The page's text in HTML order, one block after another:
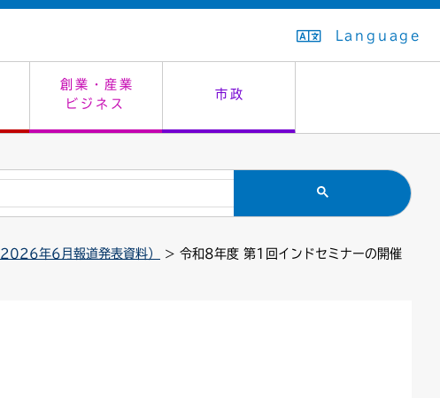
Language
創業・産業
ビジネス
市政
生活排水
市民安全
住居表示
教育委員会
入学式・卒業式
通学区域
救急・夜間診療
感染症
施設予約（まつぼっくり）
はたちの集い
指定管理者制度
公共事業の技術監理
バナー広告
議会
オープンデータ
組織案内
年6月報道発表資料）
> 令和8年度 第1回インドセミナーの開催